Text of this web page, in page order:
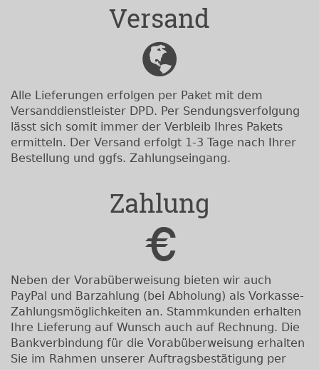
Versand
Alle Lieferungen erfolgen per Paket mit dem
Versanddienstleister DPD. Per Sendungsverfolgung
lässt sich somit immer der Verbleib Ihres Pakets
ermitteln. Der Versand erfolgt 1-3 Tage nach Ihrer
Bestellung und ggfs. Zahlungseingang.
Zahlung
Neben der Vorabüberweisung bieten wir auch
PayPal und Barzahlung (bei Abholung) als Vorkasse-
Zahlungsmöglichkeiten an. Stammkunden erhalten
Ihre Lieferung auf Wunsch auch auf Rechnung. Die
Bankverbindung für die Vorabüberweisung erhalten
Sie im Rahmen unserer Auftragsbestätigung per